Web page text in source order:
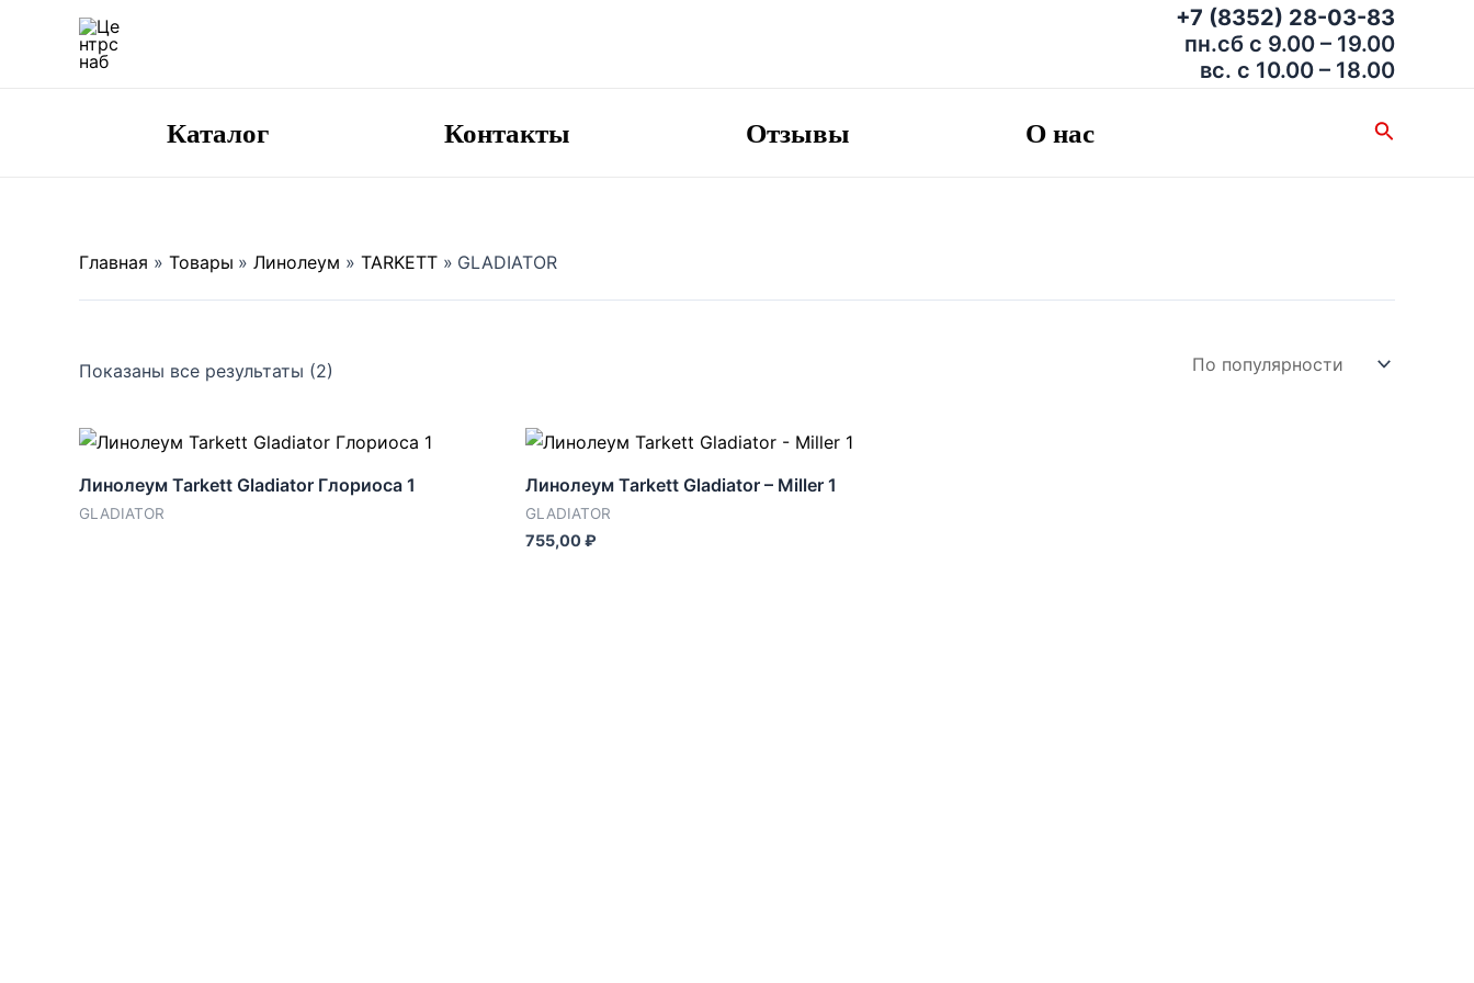
содержимому
+7 (8352) 28-03-83
пн.сб с 9.00 – 19.00
вс. с 10.00 – 18.00
Каталог Контакты Отзывы О нас Поиск
Главная Товары Линолеум TARKETT GLADIATOR
Показаны все результаты (2)
Линолеум Tarkett Gladiator Глориоса 1
GLADIATOR
Линолеум Tarkett Gladiator – Miller 1
GLADIATOR
755,00₽